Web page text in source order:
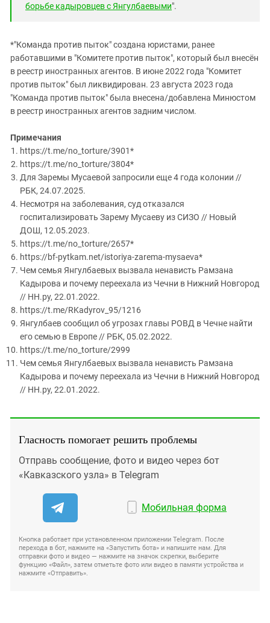
борьбе кадыровцев с Янгулбаевыми".
*"Команда против пыток" создана юристами, ранее
работавшими в "Комитете против пыток", который был внесён
в реестр иностранных агентов. В июне 2022 года "Комитет
против пыток" был ликвидирован. 23 августа 2023 года
"Команда против пыток" была внесена/добавлена Минюстом
в реестр иностранных агентов задним числом.
Примечания
https://t.me/no_torture/3901*
https://t.me/no_torture/3804*
Для Заремы Мусаевой запросили еще 4 года колонии //
РБК, 24.07.2025.
Несмотря на заболевания, суд отказался
госпитализировать Зарему Мусаеву из СИЗО // Новый
ДОШ, 12.05.2023.
https://t.me/no_torture/2657*
https://bf-pytkam.net/istoriya-zarema-mysaeva*
Чем семья Янгулбаевых вызвала ненависть Рамзана
Кадырова и почему переехала из Чечни в Нижний Новгород
// НН.ру, 22.01.2022.
https://t.me/RKadyrov_95/1216
Янгулбаев сообщил об угрозах главы РОВД в Чечне найти
его семью в Европе // РБК, 05.02.2022.
https://t.me/no_torture/2999
Чем семья Янгулбаевых вызвала ненависть Рамзана
Кадырова и почему переехала из Чечни в Нижний Новгород
// НН.ру, 22.01.2022.
Гласность помогает решить проблемы
Отправь сообщение, фото и видео через бот
«Кавказского узла» в Telegram
Мобильная форма
Кнопка работает при установленном приложении Telegram. После
перехода в бот, нажмите на «Запустить бота» и напишите нам. Для
отправки фото и видео — нажмите на значок скрепки, выберите
функцию «Файл», затем отметьте фото или видео в памяти устройства и
нажмите «Отправить».